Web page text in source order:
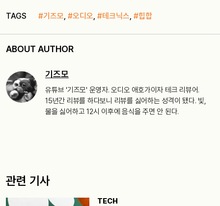
TAGS #기즈모 #오디오 #테크닉스 #힙합
ABOUT AUTHOR
기즈모
유튜브 '기즈모' 운영자. 오디오 애호가이자 테크 리뷰어.
15년간 리뷰를 하다보니 리뷰를 싫어하는 성격이 됐다. 빛,
물을 싫어하고 12시 이후에 음식을 주면 안 된다.
관련 기사
TECH